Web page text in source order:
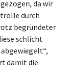
da wir
durch
begründeter
schlicht
damit die